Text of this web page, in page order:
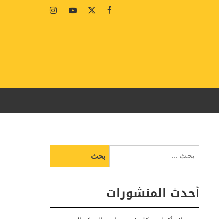
Facebook
Twitter
Youtube
Instagram
عن:
أحدث المنشورات